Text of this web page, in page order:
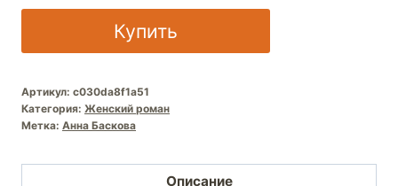
Купить
Артикул: c030da8f1a51
Категория: Женский роман
Метка: Анна Баскова
Описание